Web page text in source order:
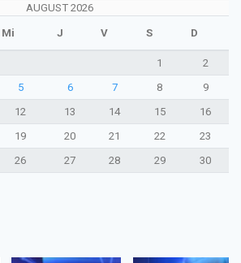
AUGUST 2026
Mi J V S D
1
2
5 6 7 8
9
12 13 14 15
16
19 20 21 22
23
26 27 28 29
30